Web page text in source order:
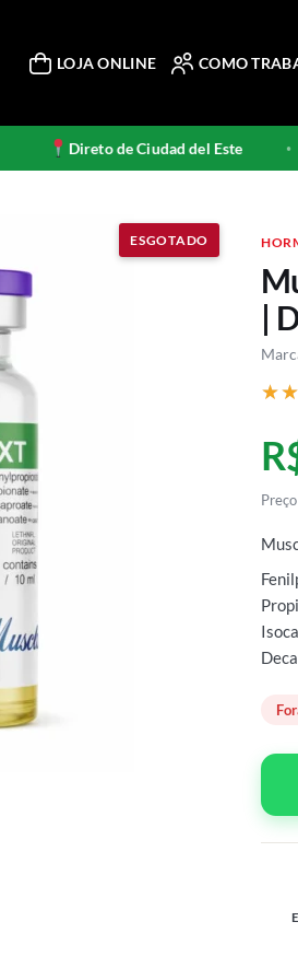
LOJA ONLINE COMO
Direto de Ciudad del Este
|